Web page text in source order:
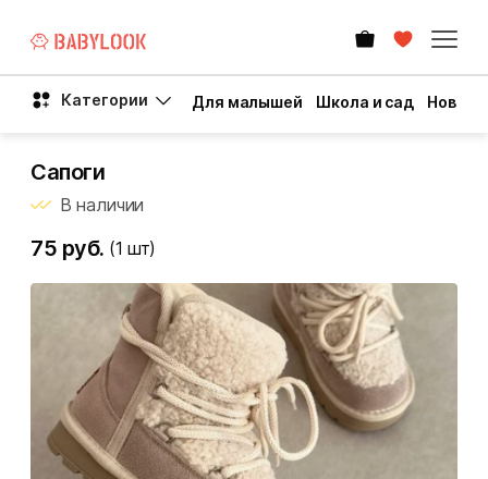
Категории Для малышей Школа и сад Новый
Сапоги
В наличии
75 руб. (1 шт)